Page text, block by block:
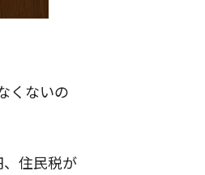
くないの
住民税が